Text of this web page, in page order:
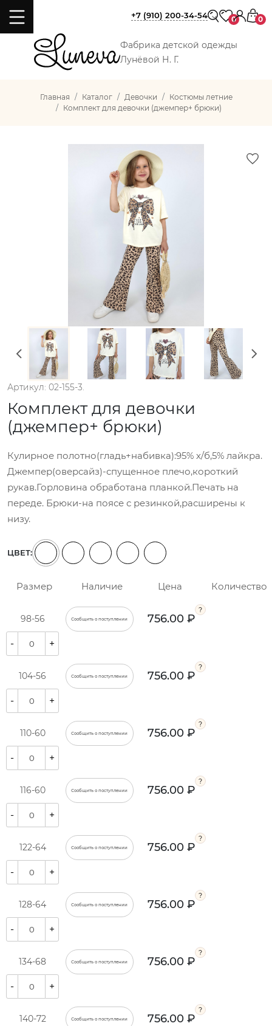
Фабрика детской одежды
Лунёвой Н. Г.
+7 (910) 200-34-54 0 0
Главная Каталог Девочки
Костюмы летние
Комплект для девочки (джемпер+ брюки)
Артикул: 02-155-3.
Комплект для девочки
(джемпер+ брюки)
Кулирное полотно(гладь+набивка):95% х/б,5% лайкра.
Джемпер(оверсайз)-спущенное плечо,короткий
рукав.Горловина обработана планкой.Печать на
переде. Брюки-на поясе с резинкой,расширены к
низу.
ЦВЕТ:
Размер Наличие Цена Количество
98-56 Сообщить о поступлении 756.00 ₽
- +
104-56 Сообщить о поступлении 756.00 ₽
- +
110-60 Сообщить о поступлении 756.00 ₽
- +
116-60 Сообщить о поступлении 756.00 ₽
- +
122-64 Сообщить о поступлении 756.00 ₽
- +
128-64 Сообщить о поступлении 756.00 ₽
- +
134-68 Сообщить о поступлении 756.00 ₽
- +
140-72 Сообщить о поступлении 756.00 ₽